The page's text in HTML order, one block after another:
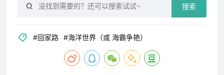
搜索
#回家路 #海洋世界（或 海霸争艳）